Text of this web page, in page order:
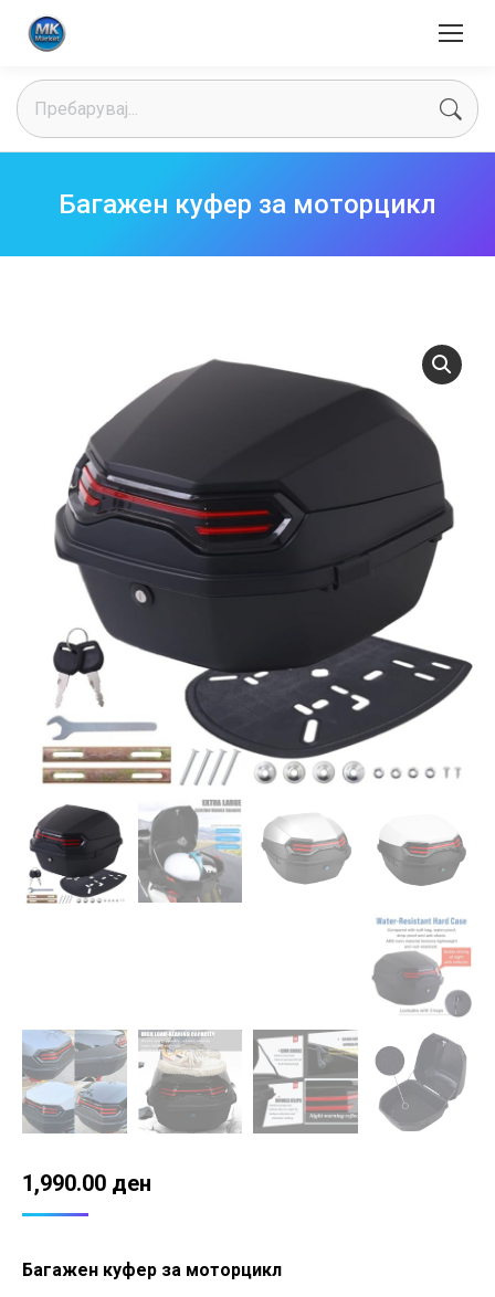
Search:
Багажен куфер за моторцикл
1,990.00 ден
Багажен куфер за моторцикл